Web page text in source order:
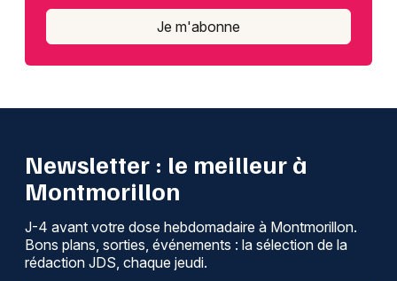
Je m'abonne
Newsletter : le meilleur à
Montmorillon
J-4 avant votre dose hebdomadaire à Montmorillon.
Bons plans, sorties, événements : la sélection de la
rédaction JDS, chaque jeudi.